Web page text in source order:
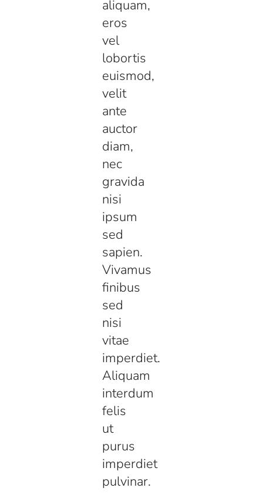
aliquam,
eros
vel
lobortis
euismod,
velit
ante
auctor
diam,
nec
gravida
nisi
ipsum
sed
sapien.
Vivamus
finibus
sed
nisi
vitae
imperdiet.
Aliquam
interdum
felis
ut
purus
imperdiet
pulvinar.